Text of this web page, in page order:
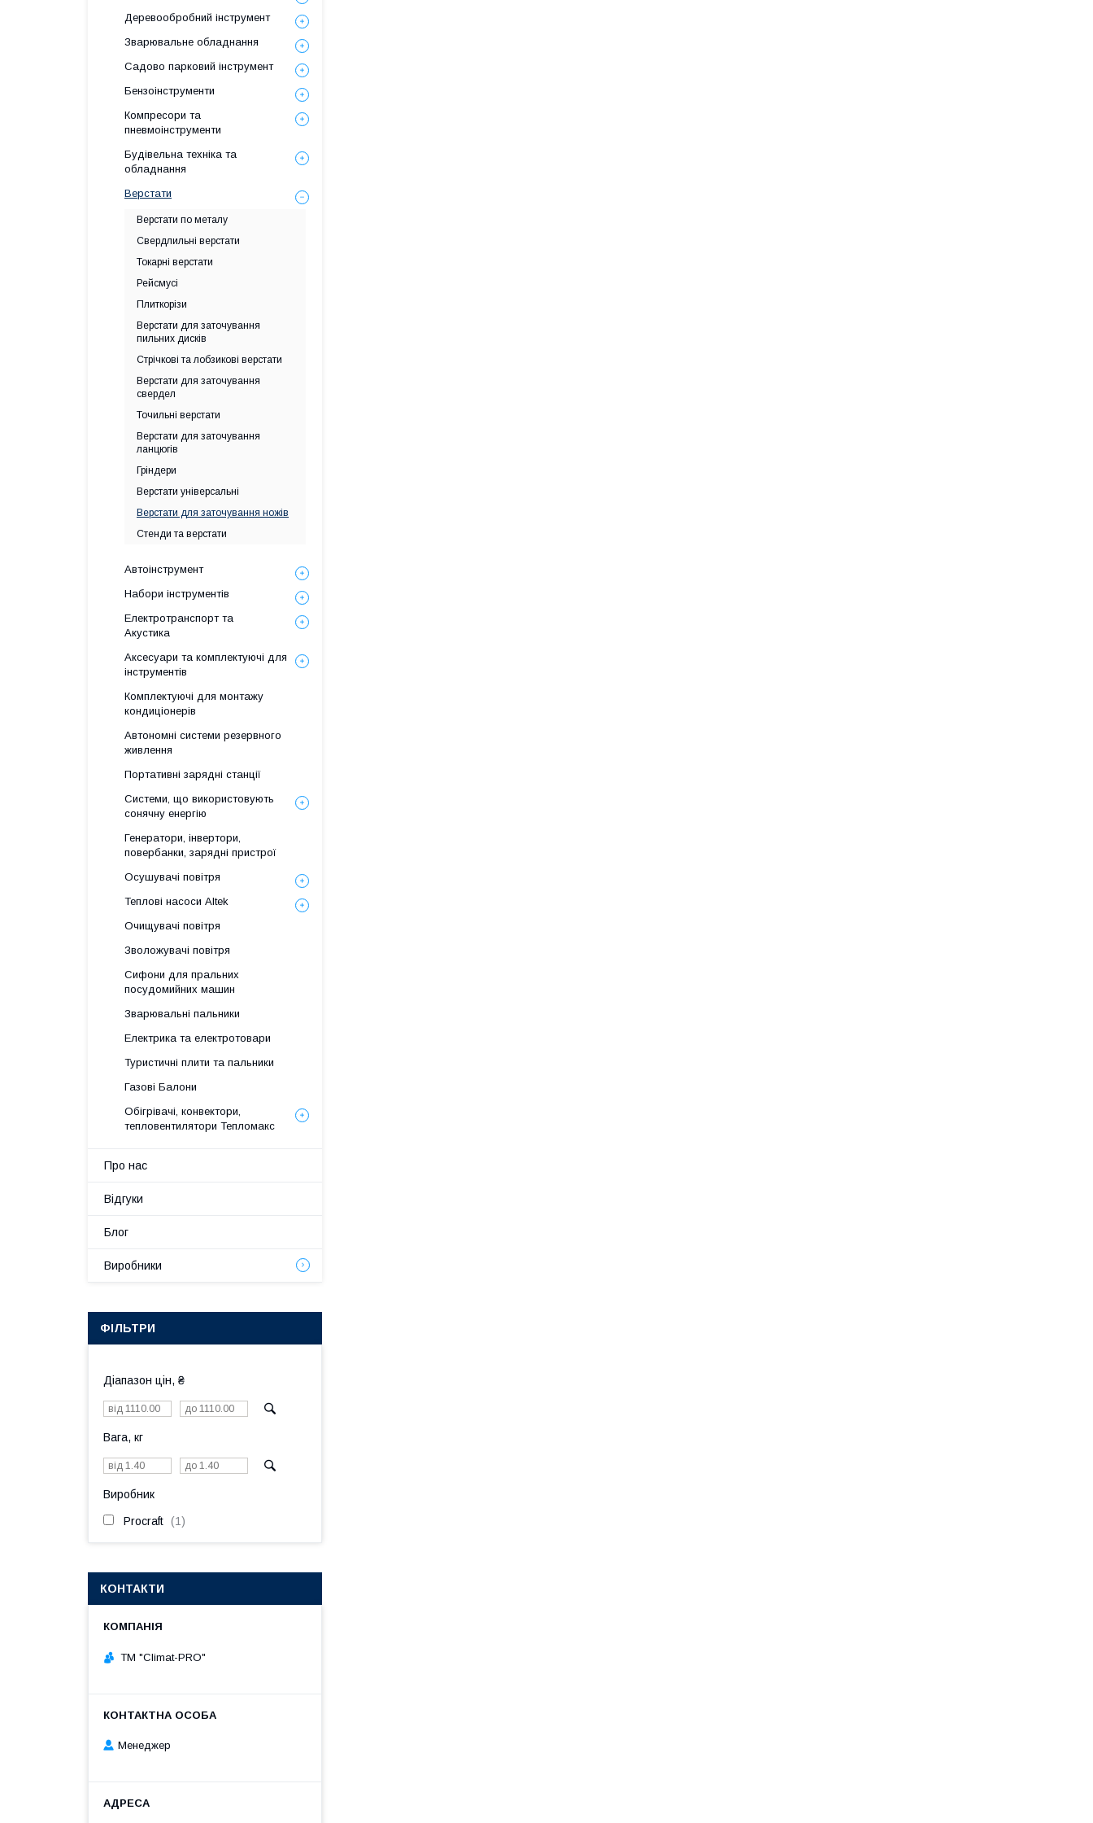
Деревообробний інструмент
Зварювальне обладнання
Садово парковий інструмент
Бензоінструменти
Компресори та
пневмоінструменти
Будівельна техніка та
обладнання
Верстати
Верстати по металу
Свердлильні верстати
Токарні верстати
Рейсмусі
Плиткорізи
Верстати для заточування
пильних дисків
Стрічкові та лобзикові верстати
Верстати для заточування
свердел
Точильні верстати
Верстати для заточування
ланцюгів
Гріндери
Верстати універсальні
Верстати для заточування ножів
Стенди та верстати
Автоінструмент
Набори інструментів
Електротранспорт та
Акустика
Аксесуари та комплектуючі для
інструментів
Комплектуючі для монтажу
кондиціонерів
Автономні системи резервного
живлення
Портативні зарядні станції
Системи, що використовують
сонячну енергію
Генератори, інвертори,
повербанки, зарядні пристрої
Осушувачі повітря
Теплові насоси Altek
Очищувачі повітря
Зволожувачі повітря
Сифони для пральних
посудомийних машин
Зварювальні пальники
Електрика та електротовари
Туристичні плити та пальники
Газові Балони
Обігрівачі, конвектори,
тепловентилятори Тепломакс
Про нас
Відгуки
Блог
Виробники
ФІЛЬТРИ
Діапазон цін, ₴
Вага, кг
Виробник
Procraft 1
КОНТАКТИ
ТМ "Climat-PRO"
Менеджер